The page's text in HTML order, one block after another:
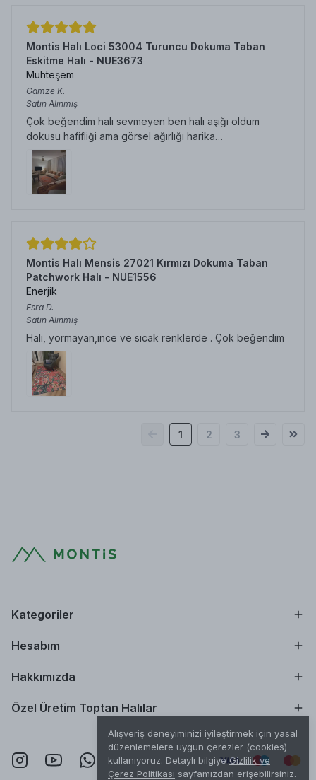
Alışveriş deneyiminizi iyileştirmek için yasal
düzenlemelere uygun çerezler (cookies)
kullanıyoruz. Detaylı bilgiyeGizlilik ve
Çerez Politikası sayfamızdan erişebilirsiniz.
Montis Halı Loci 53004 Turuncu Dokuma Taban
Eskitme Halı - NUE3673
Muhteşem
Gamze K.
Satın Alınmış
Çok beğendim halı sevmeyen ben halı aşığı oldum
dokusu hafifliği ama görsel ağırlığı harika…
Montis Halı Mensis 27021 Kırmızı Dokuma Taban
Patchwork Halı - NUE1556
Enerjik
Esra D.
Satın Alınmış
Halı, yormayan,ince ve sıcak renklerde . Çok beğendim
1 2 3
Kategoriler
Hesabım
Hakkımızda
Özel Üretim Toptan Halılar